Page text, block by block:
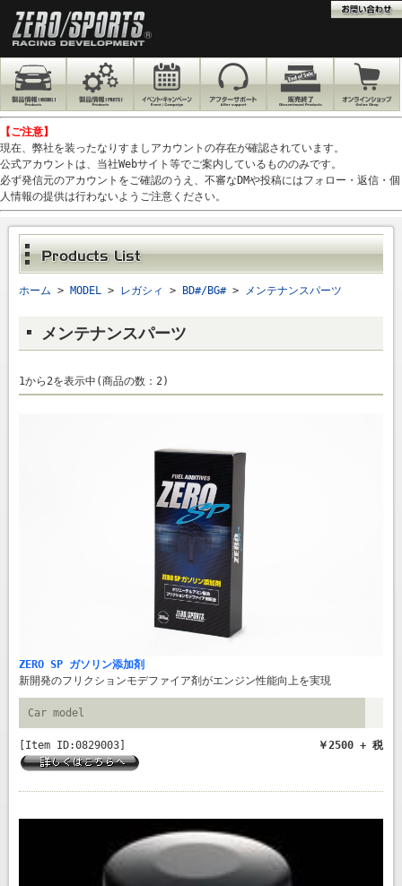
【ご注意】
現在、弊社を装ったなりすましアカウントの存在が確認されています。
公式アカウントは、当社Webサイト等でご案内しているもののみです。
必ず発信元のアカウントをご確認のうえ、不審なDMや投稿にはフォロー・返信・個
人情報の提供は行わないようご注意ください。
ホーム > MODEL> レガシィ > BD#/BG#> メンテナンスパーツ
メンテナンスパーツ
1から2を表示中(商品の数：2)
ZERO SP ガソリン添加剤
新開発のフリクションモデファイア剤がエンジン性能向上を実現
Car model
[Item ID:0829003] ￥2500 + 税